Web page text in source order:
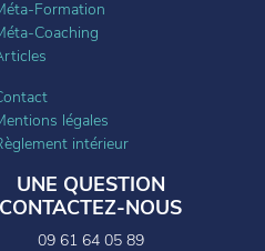
Formation
Coaching
légales
intérieur
UNE QUESTION
CONTACTEZ-NOUS
09 61 64 05 89